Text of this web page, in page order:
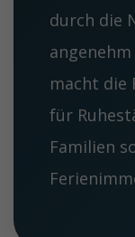
durch die
macht die
für
Familien